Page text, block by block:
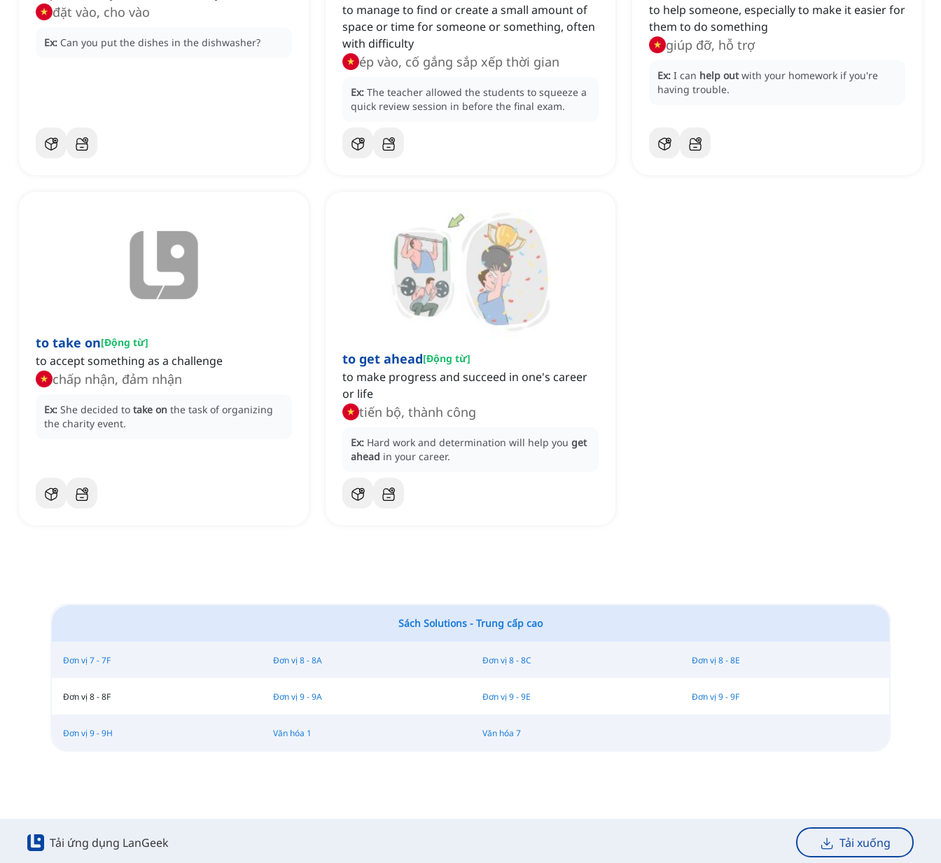
đặt vào, cho vào
Ex: Can you put the dishes in the dishwasher?
to manage to find or create a small amount of
space or time for someone or something, often
with difficulty
ép vào, cố gắng sắp xếp thời gian
Ex: The teacher allowed the students to squeeze a
quick review session in before the final exam.
to help someone, especially to make it easier for
them to do something
giúp đỡ, hỗ trợ
Ex: I can help out with your homework if you're
having trouble.
to take on[Động từ]
to accept something as a challenge
chấp nhận, đảm nhận
Ex: She decided to take on the task of organizing
the charity event.
to get ahead[Động từ]
to make progress and succeed in one's career
or life
tiến bộ, thành công
Ex: Hard work and determination will help you get
ahead in your career.
Sách Solutions - Trung cấp cao
Đơn vị 7 - 7F Đơn vị 8 - 8A Đơn vị 8 - 8C Đơn vị 8 - 8E
Đơn vị 8 - 8F Đơn vị 9 - 9A Đơn vị 9 - 9E Đơn vị 9 - 9F
Đơn vị 9 - 9H Văn hóa 1 Văn hóa 7
Tải ứng dụng LanGeek Tải xuống